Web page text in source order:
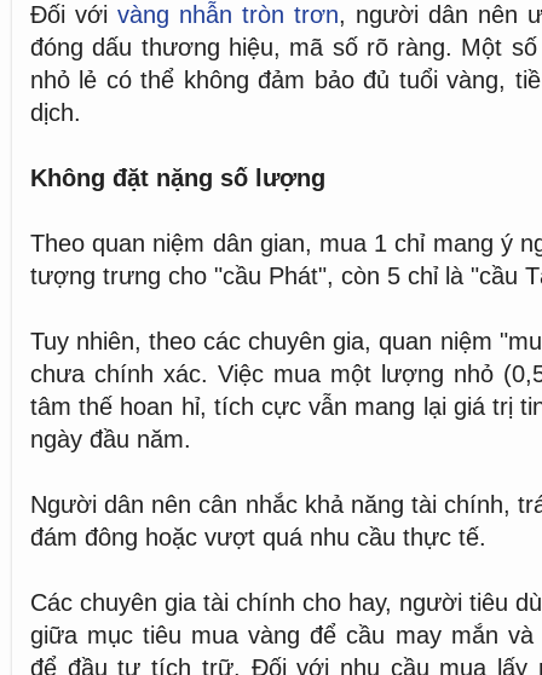
Đối với vàng nhẫn tròn trơn, người dân nên
đóng dấu thương hiệu, mã số rõ ràng. Một
nhỏ lẻ có thể không đảm bảo đủ tuổi vàng,
dịch.
Không đặt nặng số lượng
Theo quan niệm dân gian, mua 1 chỉ mang ý
tượng trưng cho "cầu Phát", còn 5 chỉ là "cầu
Tuy nhiên, theo các chuyên gia, quan niệm
chưa chính xác. Việc mua một lượng nhỏ
tâm thế hoan hỉ, tích cực vẫn mang lại giá trị
ngày đầu năm.
Người dân nên cân nhắc khả năng tài chính,
đám đông hoặc vượt quá nhu cầu thực tế.
Các chuyên gia tài chính cho hay, người tiêu
giữa mục tiêu mua vàng để cầu may mắn
để đầu tư tích trữ. Đối với nhu cầu mua lấy